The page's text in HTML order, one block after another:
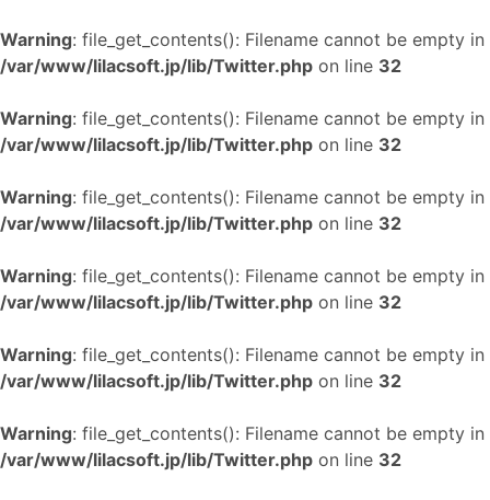
Warning: file_get_contents(): Filename cannot be empty in
/var/www/lilacsoft.jp/lib/Twitter.php on line 32
Warning: file_get_contents(): Filename cannot be empty in
/var/www/lilacsoft.jp/lib/Twitter.php on line 32
Warning: file_get_contents(): Filename cannot be empty in
/var/www/lilacsoft.jp/lib/Twitter.php on line 32
Warning: file_get_contents(): Filename cannot be empty in
/var/www/lilacsoft.jp/lib/Twitter.php on line 32
Warning: file_get_contents(): Filename cannot be empty in
/var/www/lilacsoft.jp/lib/Twitter.php on line 32
Warning: file_get_contents(): Filename cannot be empty in
/var/www/lilacsoft.jp/lib/Twitter.php on line 32